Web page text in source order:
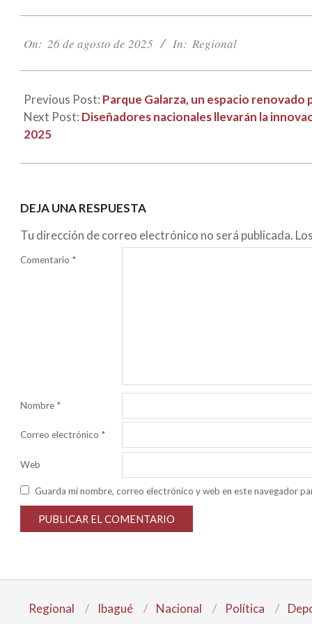
08-
On: 26 de agosto de 2025 In: Regional
Previous Post: Parque Galarza, un espacio renovado
Next Post: Diseñadores nacionales llevarán la
2025
DEJA UNA RESPUESTA
Tu dirección de correo electrónico no será publicada.
Comentario *
Nombre *
Correo electrónico *
Web
Guarda mi nombre, correo electrónico y web en este navegador
Regional Ibagué Nacional Política